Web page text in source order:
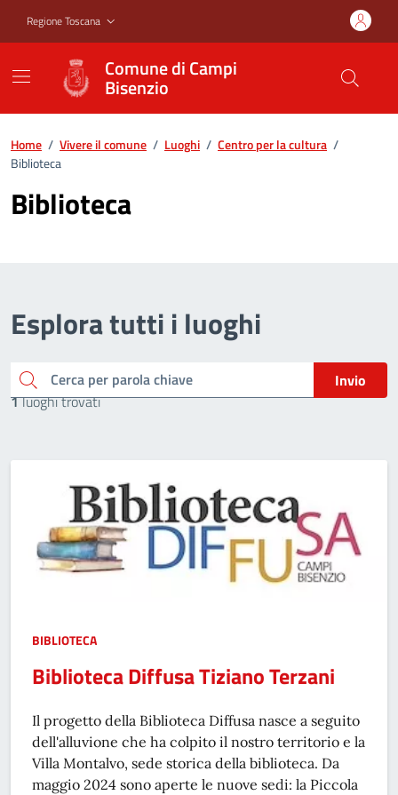
Regione Toscana
Comune di Campi
Bisenzio
Home / Vivere il comune / Luoghi / Centro per la cultura /
Biblioteca
Biblioteca
Esplora tutti i luoghi
Cerca per parola chiave
Invio
1luoghi trovati
BIBLIOTECA
Biblioteca Diffusa Tiziano Terzani
Il progetto della Biblioteca Diffusa nasce a seguito
dell'alluvione che ha colpito il nostro territorio e la
Villa Montalvo, sede storica della biblioteca. Da
maggio 2024 sono aperte le nuove sedi: la Piccola